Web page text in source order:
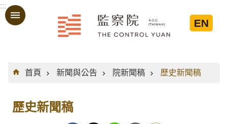
跳到主要內容區塊
:::
EN
:::
首頁
新聞與公告 院新聞稿 歷史新聞稿
歷史新聞稿